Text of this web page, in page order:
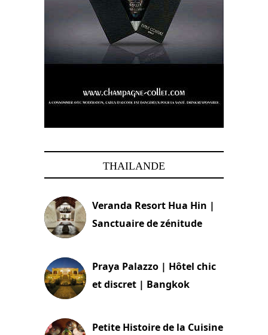
THAILANDE
Veranda Resort Hua Hin |
Sanctuaire de zénitude
Praya Palazzo | Hôtel chic
et discret | Bangkok
Petite Histoire de la Cuisine